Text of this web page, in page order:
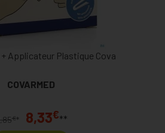
+ Applicateur Plastique Cova
COVARMED
€ * 8,33€**